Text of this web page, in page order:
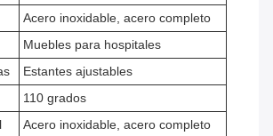
Acero inoxidable, acero completo
Muebles para hospitales
Estantes ajustables
110 grados
Acero inoxidable, acero completo